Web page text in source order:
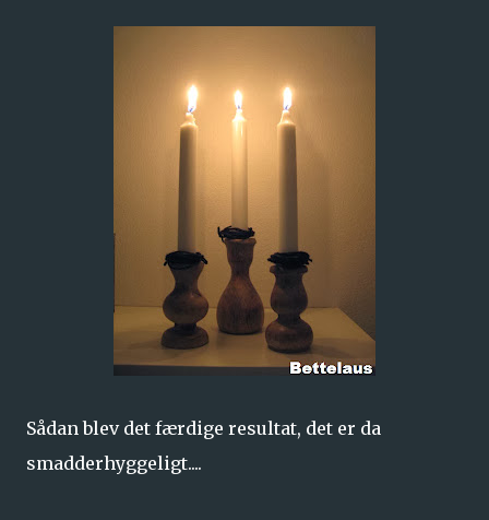
Sådan blev det færdige resultat, det er da
smadderhyggeligt....